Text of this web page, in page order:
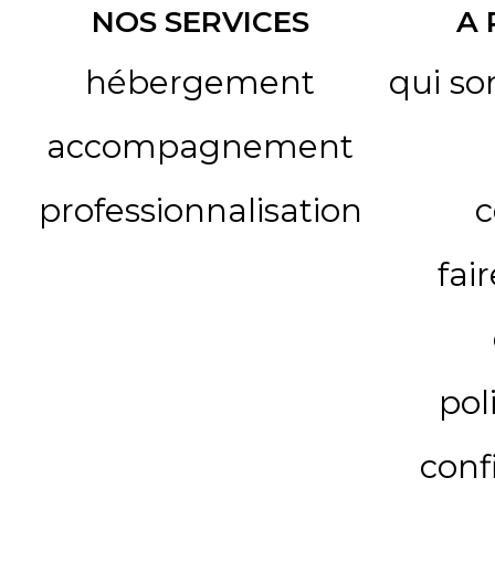
NOS SERVICES
hébergement
accompagnement
professionnalisation
A
qui